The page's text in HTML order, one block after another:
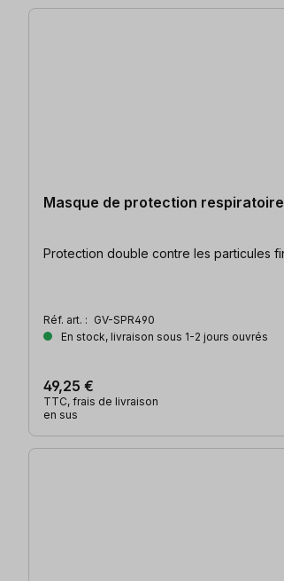
Masque de protection respiratoire
Réf. art. : GV-SPR490
En stock, livraison sous 1-2 jours ouvrés
49,25 €
TTC, frais de livraison
en sus